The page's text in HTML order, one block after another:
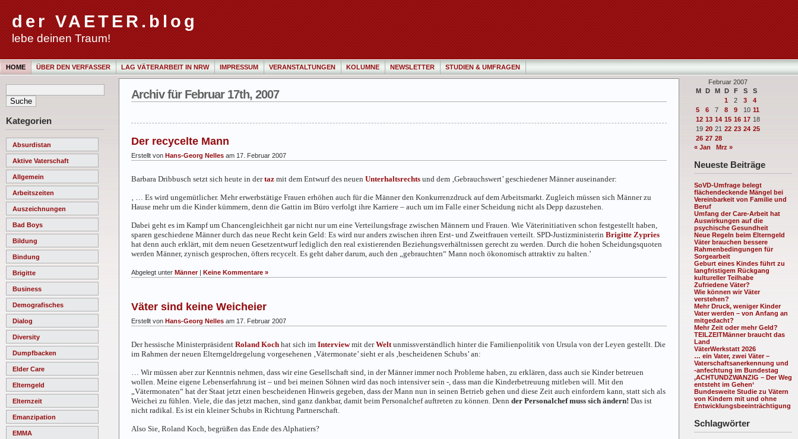
der VAETER.blog
lebe deinen Traum!
HOME ÜBER DEN VERFASSER LAG VÄTERARBEIT IN NRW IMPRESSUM VERANSTALTUNGEN KOLUMNE NEWSLETTER STUDIEN & UMFRAGEN
Kategorien
Absurdistan
Aktive Vaterschaft
Allgemein
Arbeitszeiten
Auszeichnungen
Bad Boys
Bildung
Bindung
Brigitte
Business
Demografisches
Dialog
Diversity
Dumpfbacken
Elder Care
Elterngeld
Elternzeit
Emanzipation
EMMA
Februar 2007
M D M D F S
S
1
2 3
4
5
6 7 8 9 10 11
12 13 14 15 16 17 18
19 20 21 22 23 24 25
26 27 28
« Jan
Mrz »
Neueste Beiträge
SoVD-Umfrage belegt
flächendeckende Mängel bei
Vereinbarkeit von Familie und
Beruf
Umfang der Care-Arbeit hat
Auswirkungen auf die
psychische Gesundheit
Neue Regeln beim Elterngeld
Väter brauchen bessere
Rahmenbedingungen für
Sorgearbeit
Geburt eines Kindes führt zu
langfristigem Rückgang
kultureller Teilhabe
Zufriedene Väter?
Wie können wir Väter
verstehen?
Mehr Druck, weniger Kinder
Vater werden – von Anfang an
mitgedacht?
Mehr Zeit oder mehr Geld?
TEILZEITMänner braucht das
Land
VäterWerkstatt 2026
… ein Vater, zwei Väter –
Vaterschaftsanerkennung und
-anfechtung im Bundestag
‚ACHTUNDZWANZIG – Der Weg
entsteht im Gehen‘
Bundesweite Studie zu Vätern
von Kindern mit und ohne
Entwicklungsbeeinträchtigung
Schlagwörter
Archiv für Februar 17th, 2007
Der recycelte Mann
Erstellt von Hans-Georg Nelles am 17. Februar 2007
Barbara Dribbusch setzt sich heute in dertaz mit dem Entwurf des neuen Unterhaltsrechts und dem ‚Gebrauchswert’ geschiedener Männer auseinander:
‚ … Es wird ungemütlicher. Mehr erwerbstätige Frauen erhöhen auch für die Männer den Konkurrenzdruck auf dem Arbeitsmarkt. Zugleich müssen sich Männer zu
Hause mehr um die Kinder kümmern, denn die Gattin im Büro verfolgt ihre Karriere – auch um im Falle einer Scheidung nicht als Depp dazustehen.
Dabei geht es im Kampf um Chancengleichheit gar nicht nur um eine Verteilungsfrage zwischen Männern und Frauen. Wie Väterinitiativen schon festgestellt haben,
sparen geschiedene Männer durch das neue Recht kein Geld: Es wird nur anders zwischen ihren Erst- und Zweitfrauen verteilt. SPD-Justizministerin Brigitte Zypries
hat denn auch erklärt, mit dem neuen Gesetzentwurf lediglich den real existierenden Beziehungsverhältnissen gerecht zu werden. Durch die hohen Scheidungsquoten
werden Männer, zynisch gesprochen, öfters recycelt. Es geht daher darum, auch den „gebrauchten“ Mann noch ökonomisch attraktiv zu halten.’
Abgelegt unter Männer| Keine Kommentare »
Väter sind keine Weicheier
Erstellt von Hans-Georg Nelles am 17. Februar 2007
Der hessische Ministerpräsident Roland Koch hat sich im Interviewmit derWelt unmissverständlich hinter die Familienpolitik von Ursula von der Leyen gestellt. Die
im Rahmen der neuen Elterngeldregelung vorgesehenen ‚Vätermonate’ sieht er als ‚bescheidenen Schubs’ an:
… Wir müssen aber zur Kenntnis nehmen, dass wir eine Gesellschaft sind, in der Männer immer noch Probleme haben, zu erklären, dass auch sie Kinder betreuen
wollen. Meine eigene Lebenserfahrung ist – und bei meinen Söhnen wird das noch intensiver sein -, dass man die Kinderbetreuung mitleben will. Mit den
„Vätermonaten“ hat der Staat jetzt einen bescheidenen Hinweis gegeben, dass der Mann nun in seinen Betrieb gehen und diese Zeit auch einfordern kann, statt sich als
Weichei zu fühlen. Viele, die das jetzt machen, sind ganz dankbar, damit beim Personalchef auftreten zu können. Denn der Personalchef muss sich ändern! Das ist
nicht radikal. Es ist ein kleiner Schubs in Richtung Partnerschaft.
Also Sie, Roland Koch, begrüßen das Ende des Alphatiers?